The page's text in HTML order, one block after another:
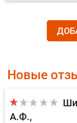
Новые
А.Ф.